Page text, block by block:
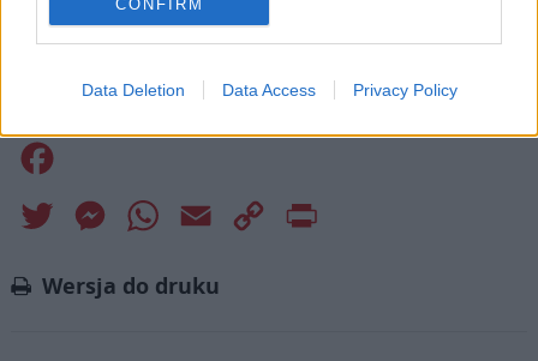
CONFIRM
Data Deletion Data Access Privacy Policy
misję. Więcej informacji znajdziesz
Twitter MessengerWhatsApp
Email
Copy
Wersja do druku